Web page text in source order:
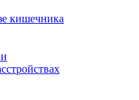
кишечника